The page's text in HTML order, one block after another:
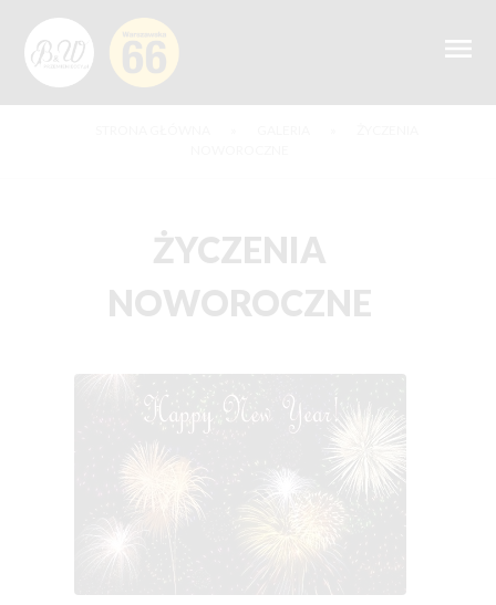
ŻYCZENIA
NOWOROCZNE